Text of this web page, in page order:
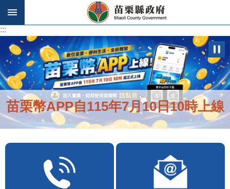
跳到主要內容區塊
:::
苗栗幣APP自115年7月10日10時上線